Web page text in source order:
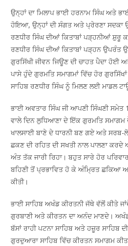
ਉਨ੍ਹਾਂ ਦਾ ਮਿਲਾਪ ਭਾਈ ਹਰਨਾਮ ਸਿੰਘ ਅਤੇ
ਹੋਇਆ, ਉਨ੍ਹਾਂ ਦੀ ਸੰਗਤ ਅਤੇ ਪ੍ਰੇਰਣਾ ਸਦਕਾ
ਰਣਧੀਰ ਸਿੰਘ ਦੀਆਂ ਕਿਤਾਬਾਂ ਪੜ੍ਹਨੀਆਂ ਸ਼ੁਰੂ
ਰਣਧੀਰ ਸਿੰਘ ਦੀਆਂ ਕਿਤਾਬਾਂ ਪੜ੍ਹਨ ਉਪਰੰਤ
ਗੁਰਸਿੱਖੀ ਜੀਵਨ ਜਿਊਣ ਦੀ ਚਾਹਤ ਪੈਦਾ
ਪਾਸੇ ਹੁੰਦੇ ਗੁਰਮਤਿ ਸਮਾਗਮਾਂ ਵਿੱਚ ਹੋਰ
ਸਾਹਿਬ ਰਣਧੀਰ ਸਿੰਘ ਨੂੰ ਮਿਲਣ ਲਈ ਮਾਡਲ
ਭਾਈ ਅਵਤਾਰ ਸਿੰਘ ਜੀ ਆਪਣੀ ਸਿੰਘਣੀ ਸਮੇਤ
ਵਾਲੇ ਦਿਨ ਲੁਧਿਆਣਾ ਦੇ ਇੱਕ ਗੁਰਮਤਿ
ਖਾਲਸਾਈ ਬਾਣੇ ਦੇ ਧਾਰਨੀ ਬਣ ਗਏ ਅਤੇ ਸਰਬ-
ਛਕਣ ਦੀ ਰਹਿਤ ਦੀ ਸਖਤੀ ਨਾਲ ਪਾਲਣਾ
ਅੰਤ ਤੱਕ ਜਾਰੀ ਰਿਹਾ। ਬਹੁਤ ਸਾਰੇ ਹੋਰ
ਬਹਿਣੀ ਤੋਂ ਪ੍ਰਭਾਵਿਤ ਹੋ ਕੇ ਅੰਮ੍ਰਿਤ ਛਕਿਆ
ਕੀਤੀ।
ਭਾਈ ਸਾਹਿਬ ਅਖੰਡ ਕੀਰਤਨੀ ਜੱਥੇ ਵੱਲੋਂ ਕੀਤੇ
ਗੁਰਬਾਣੀ ਅਤੇ ਕੀਰਤਨ ਦਾ ਅਨੰਦ ਮਾਣਦੇ।
ਬੱਸਾਂ ਰਾਹੀ ਪਟਨਾ ਸਾਹਿਬ ਅਤੇ ਹਜ਼ੂਰ ਸਾਹਿਬ
ਗੁਰਦੁਆਰਾ ਸਾਹਿਬ ਵਿੱਚ ਕੀਰਤਨ ਸਮਾਗਮ